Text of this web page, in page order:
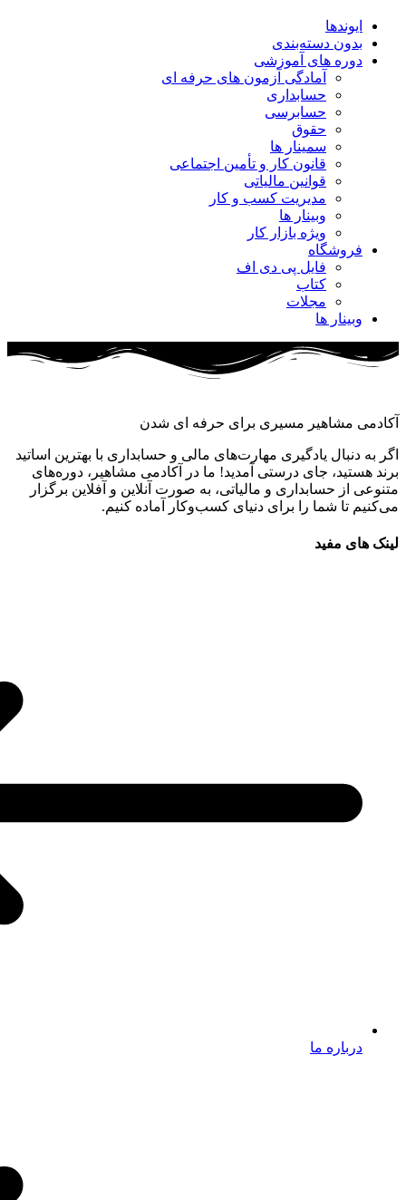
ایوندها
بدون دسته‌بندی
دوره های آموزشی
آمادگی آزمون های حرفه ای
حسابداری
حسابرسی
حقوق
سمینار ها
قانون کار و تأمین اجتماعی
قوانین مالیاتی
مدیریت کسب و کار
وبینار ها
ویژه بازار کار
فروشگاه
فایل پی دی اف
کتاب
مجلات
وبینار ها
آکادمی مشاهیر مسیری برای حرفه ای شدن
اگر به دنبال یادگیری مهارت‌های مالی و حسابداری با بهترین اساتید
برند هستید، جای درستی آمدید! ما در آکادمی مشاهیر، دوره‌های
متنوعی از حسابداری و مالیاتی، به صورت آنلاین و آفلاین برگزار
می‌کنیم تا شما را برای دنیای کسب‌وکار آماده کنیم.
لینک های مفید
درباره ما